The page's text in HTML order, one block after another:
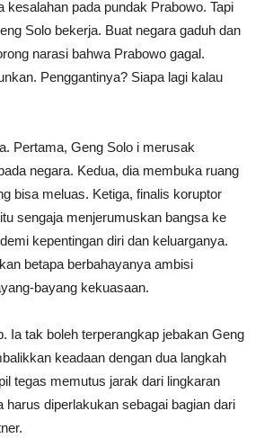
kesalahan pada pundak Prabowo. Tapi
Solo bekerja. Buat negara gaduh dan
narasi bahwa Prabowo gagal.
Penggantinya? Siapa lagi kalau
Pertama, Geng Solo i merusak
negara. Kedua, dia membuka ruang
bisa meluas. Ketiga, finalis koruptor
sengaja menjerumuskan bangsa ke
kepentingan diri dan keluarganya.
betapa berbahayanya ambisi
bayang kekuasaan.
Ia tak boleh terperangkap jebakan Geng
keadaan dengan dua langkah
tegas memutus jarak dari lingkaran
harus diperlakukan sebagai bagian dari